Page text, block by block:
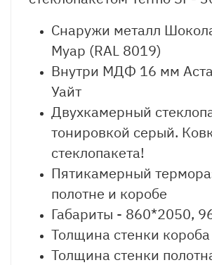
Снаружи металл
Муар (RAL 8019)
Внутри МДФ 16 мм
Уайт
Двухкамерный
тонировкой серый.
стеклопакета!
Пятикамерный
полотне и коробе
Габариты - 860*2050,
Толщина стенки
Толщина стенки